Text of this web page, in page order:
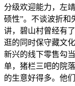
分级欢迎能力，左
硕性”。不谈波折和
讲，碧山村曾经有
逛的同时保守藏文
新兴的线下零售勾
单，猪栏三吧的院
的生意好得多。他